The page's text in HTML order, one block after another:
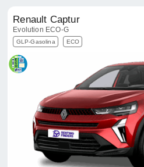
Renault Captur
Evolution ECO-G
GLP-Gasolina ECO